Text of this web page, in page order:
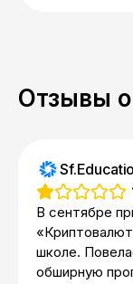
Отзывы
В сентябре
школе.
обширную